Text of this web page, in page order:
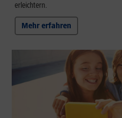
erleichtern.
Mehr erfahren